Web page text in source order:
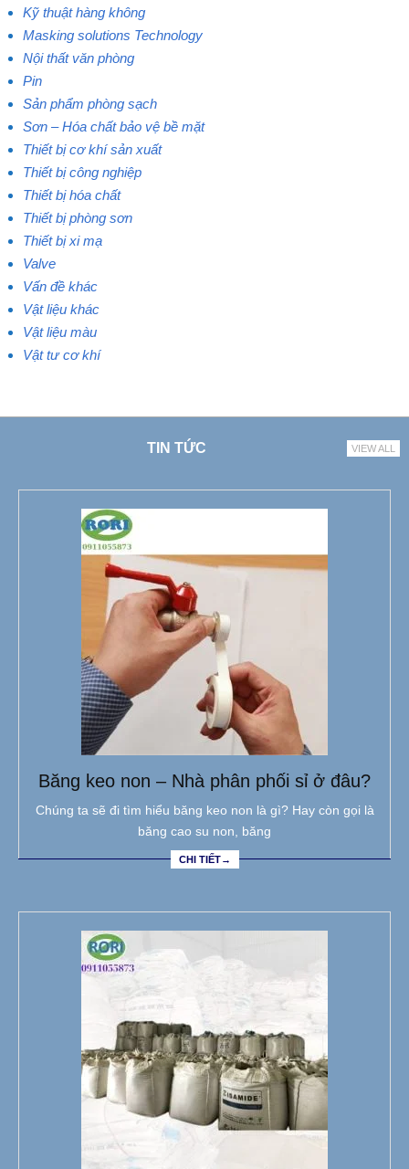
Kỹ thuật hàng không
Masking solutions Technology
Nội thất văn phòng
Pin
Sản phẩm phòng sạch
Sơn – Hóa chất bảo vệ bề mặt
Thiết bị cơ khí sản xuất
Thiết bị công nghiệp
Thiết bị hóa chất
Thiết bị phòng sơn
Thiết bị xi mạ
Valve
Vấn đề khác
Vật liệu khác
Vật liệu màu
Vật tư cơ khí
TIN TỨC VIEW ALL
Băng keo non – Nhà phân phối sỉ ở đâu?
Chúng ta sẽ đi tìm hiểu băng keo non là gì? Hay còn gọi là
băng cao su non, băng
CHI TIẾT→